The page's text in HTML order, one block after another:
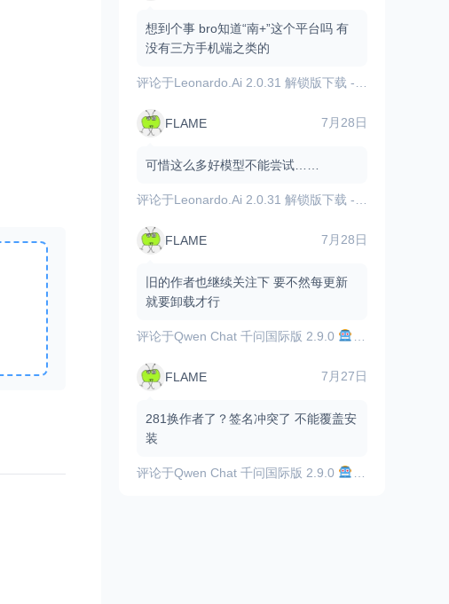
想到个事 bro知道“南+”这个平台吗 有
没有三方手机端之类的
评论于Leonardo.Ai 2.0.31 解锁版下载 - 内置GPT图像模型/AI图像视频生成
FLAME 7月28日
可惜这么多好模型不能尝试……
评论于Leonardo.Ai 2.0.31 解锁版下载 - 内置GPT图像模型/AI图像视频生成
FLAME 7月28日
旧的作者也继续关注下 要不然每更新
就要卸载才行
评论于Qwen Chat 千问国际版 2.9.0
FLAME 7月27日
281换作者了？签名冲突了 不能覆盖安
装
评论于Qwen Chat 千问国际版 2.9.0